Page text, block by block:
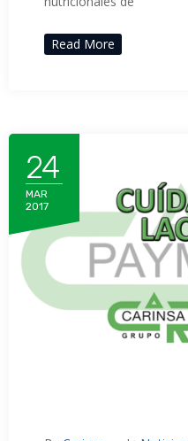
Read More
24
MAR
2017